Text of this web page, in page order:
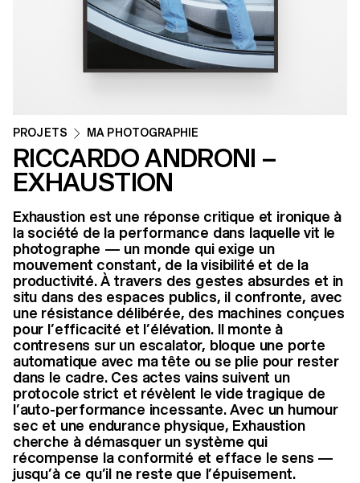
PROJETS MA PHOTOGRAPHIE
RICCARDO ANDRONI –
EXHAUSTION
Exhaustion est une réponse critique et ironique à
la société de la performance dans laquelle vit le
photographe — un monde qui exige un
mouvement constant, de la visibilité et de la
productivité. À travers des gestes absurdes et in
situ dans des espaces publics, il confronte, avec
une résistance délibérée, des machines conçues
pour l’efficacité et l’élévation. Il monte à
contresens sur un escalator, bloque une porte
automatique avec ma tête ou se plie pour rester
dans le cadre. Ces actes vains suivent un
protocole strict et révèlent le vide tragique de
l’auto-performance incessante. Avec un humour
sec et une endurance physique, Exhaustion
cherche à démasquer un système qui
récompense la conformité et efface le sens —
jusqu’à ce qu’il ne reste que l’épuisement.